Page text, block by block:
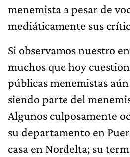
menemista a pesar de
mediáticamente sus
Si observamos nuestro
muchos que hoy
públicas menemistas
siendo parte del
Algunos culposamente
su departamento en
casa en Nordelta; su